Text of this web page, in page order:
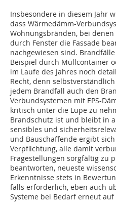
Insbesondere in diesem Jahr
dass Wärmedämm-
Wohnungsbränden, bei
durch Fenster die Fassade
nachgewiesen sind.
Beispiel durch Müllcontainer
im Laufe des Jahres noch
Recht, denn
jedem Brandfall auch den
Verbundsystemen mit EPS-
kritisch unter die Lupe zu
Brandschutz ist und bleibt in
sensibles und
und Bauschaffende ergibt
Verpflichtung, alle damit
Fragestellungen sorgfältig zu
beantworten, neueste
Erkenntnisse stets in
falls erforderlich, eben auch
Systeme bei Bedarf erneut